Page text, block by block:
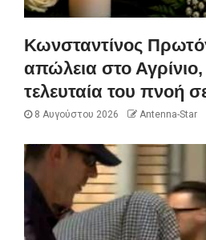
Κωνσταντίνος
απώλεια στο
τελευταία του πνοή
8 Αυγούστου 2026 Antenna-Star